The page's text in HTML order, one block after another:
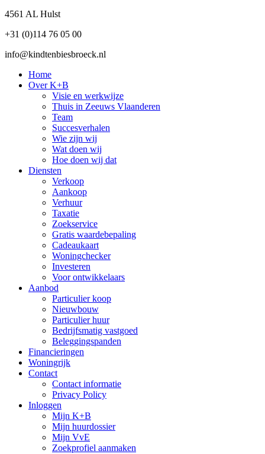
4561 AL Hulst
+31 (0)114 76 05 00
info@kindtenbiesbroeck.nl
Home
Over K+B
Visie en werkwijze
Thuis in Zeeuws Vlaanderen
Team
Succesverhalen
Wie zijn wij
Wat doen wij
Hoe doen wij dat
Diensten
Verkoop
Aankoop
Verhuur
Taxatie
Zoekservice
Gratis waardebepaling
Cadeaukaart
Woningchecker
Investeren
Voor ontwikkelaars
Aanbod
Particulier koop
Nieuwbouw
Particulier huur
Bedrijfsmatig vastgoed
Beleggingspanden
Financieringen
Woningrijk
Contact
Contact informatie
Privacy Policy
Inloggen
Mijn K+B
Mijn huurdossier
Mijn VvE
Zoekprofiel aanmaken